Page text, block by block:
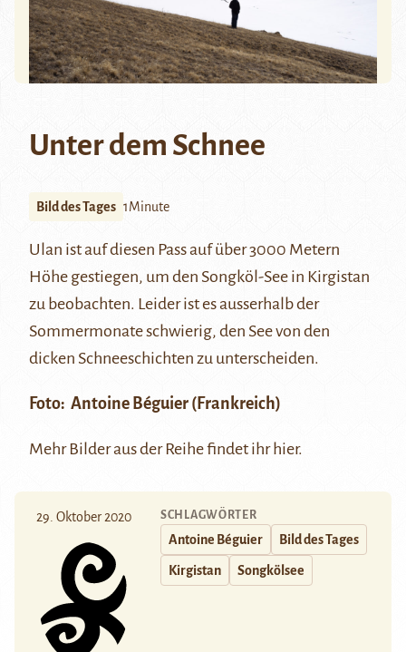
Unter dem Schnee
Bild des Tages 1Minute
Ulan ist auf diesen Pass auf über 3000 Metern
Höhe gestiegen, um den Songköl-See in Kirgistan
zu beobachten. Leider ist es ausserhalb der
Sommermonate schwierig, den See von den
dicken Schneeschichten zu unterscheiden.
Foto: Antoine Béguier (Frankreich)
Mehr Bilder aus der Reihe findet ihrhier.
29. Oktober 2020 SCHLAGWÖRTER
Antoine Béguier Bild des Tages
Kirgistan Songkölsee